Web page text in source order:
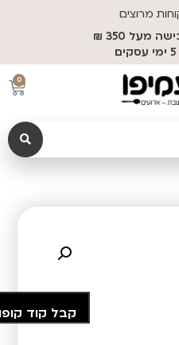
משלוח חינם ברכישה מעל 350 ₪
0
קבל קוד